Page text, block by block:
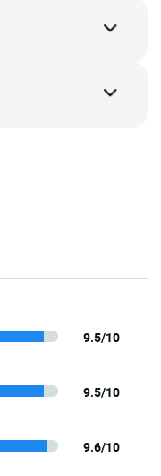
9.5/10
9.5/10
9.6/10